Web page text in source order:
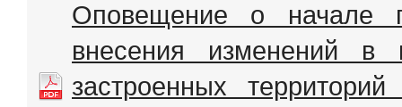
Оповещение о начале
внесения изменений в
застроенных